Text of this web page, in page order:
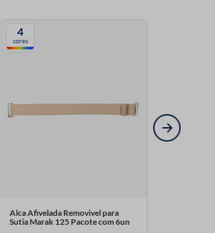
4
cores
Alca Afivelada Removivel para
Sutia Marak 125 Pacote com 6un